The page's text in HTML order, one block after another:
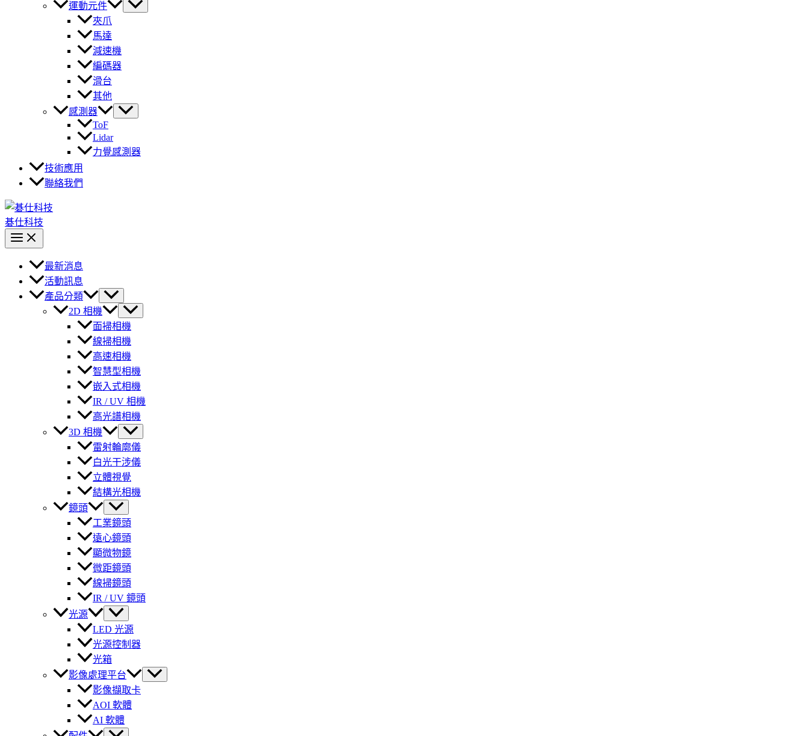
運動元件
夾爪
馬達
減速機
編碼器
滑台
其他
感測器
ToF
Lidar
力覺感測器
技術應用
聯絡我們
碁仕科技
最新消息
活動訊息
產品分類
2D 相機
面掃相機
線掃相機
高速相機
智慧型相機
嵌入式相機
IR / UV 相機
高光譜相機
3D 相機
雷射輪廓儀
白光干涉儀
立體視覺
結構光相機
鏡頭
工業鏡頭
遠心鏡頭
顯微物鏡
微距鏡頭
線掃鏡頭
IR / UV 鏡頭
光源
LED 光源
光源控制器
光箱
影像處理平台
影像擷取卡
AOI 軟體
AI 軟體